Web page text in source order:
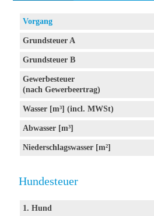
Vorgang
Grundsteuer A
Grundsteuer B
Gewerbesteuer
(nach Gewerbeertrag)
Wasser [m³] (incl. MWSt)
Abwasser [m³]
Niederschlagswasser [m²]
Hundesteuer
1. Hund